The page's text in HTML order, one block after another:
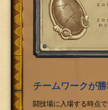
チームワークが
闘技場に入場する時点